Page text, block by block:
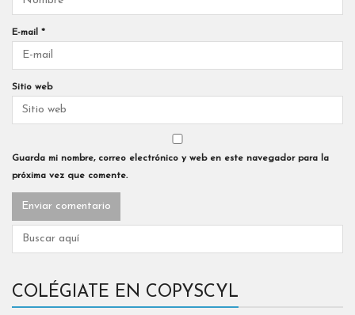
E-mail *
Sitio web
Guarda mi nombre, correo electrónico y web en este navegador para la
próxima vez que comente.
COLÉGIATE EN COPYSCYL